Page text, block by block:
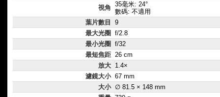
視角 35毫米: 24°
數碼: 不適用
葉片數目
9
最大光圈
f/2.8
最小光圈
f/32
最短焦距 26 cm
放大 1.4×
濾鏡大小 67 mm
大小 ∅ 81.5 × 148 mm